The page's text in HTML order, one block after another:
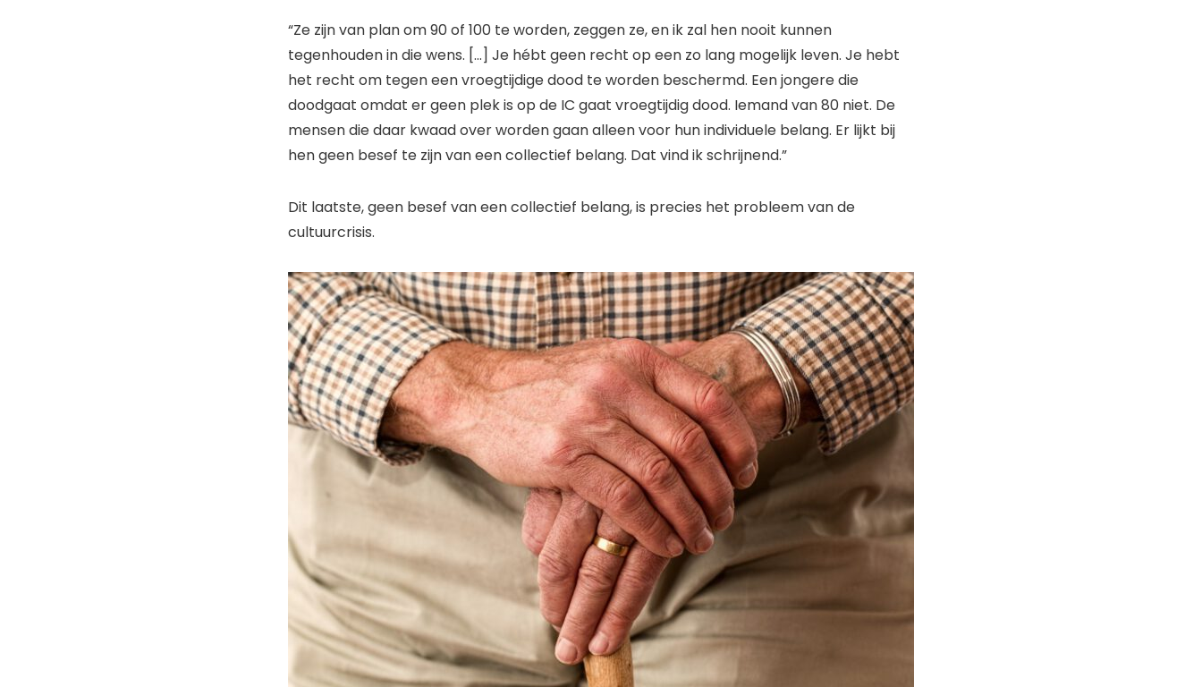
“Ze zijn van plan om 90 of 100 te worden, zeggen ze, en ik zal hen nooit kunnen
tegenhouden in die wens. […] Je hébt geen recht op een zo lang mogelijk leven. Je hebt
het recht om tegen een vroegtijdige dood te worden beschermd. Een jongere die
doodgaat omdat er geen plek is op de IC gaat vroegtijdig dood. Iemand van 80 niet. De
mensen die daar kwaad over worden gaan alleen voor hun individuele belang. Er lijkt bij
hen geen besef te zijn van een collectief belang. Dat vind ik schrijnend.”
Dit laatste, geen besef van een collectief belang, is precies het probleem van de
cultuurcrisis.